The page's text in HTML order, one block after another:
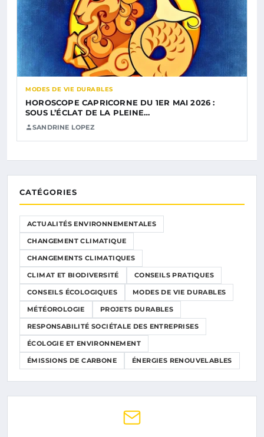
MODES DE VIE DURABLES
HOROSCOPE CAPRICORNE DU 1ER MAI 2026 :
SOUS L’ÉCLAT DE LA PLEINE…
SANDRINE LOPEZ
CATÉGORIES
ACTUALITÉS ENVIRONNEMENTALES
CHANGEMENT CLIMATIQUE
CHANGEMENTS CLIMATIQUES
CLIMAT ET BIODIVERSITÉ CONSEILS PRATIQUES
CONSEILS ÉCOLOGIQUES MODES DE VIE DURABLES
MÉTÉOROLOGIE PROJETS DURABLES
RESPONSABILITÉ SOCIÉTALE DES ENTREPRISES
ÉCOLOGIE ET ENVIRONNEMENT
ÉMISSIONS DE CARBONE ÉNERGIES RENOUVELABLES